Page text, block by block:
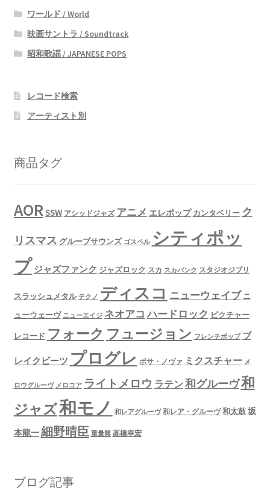
ワールド / World
映画サントラ / Soundtrack
昭和歌謡 / JAPANESE POPS
レコード検索
アーティスト別
商品タグ
AORSSW アシッドジャズ アニメ エレポップ カンタベリー ク
リスマス グループサウンズ ゴスペル シティポッ
プ ジャズファンク ジャズロック スカ スカパンク スタジオジブリ
スラッシュメタル テクノ ディスコ ニューウェイブ ニ
ューウェーヴ ニューエイジ ネオアコ ハードロック ピクチャー
レコード フォーク フュージョン フレンチポップ ブ
レイクビーツ プログレ ボサ・ノヴァ ミクスチャー メ
ロウグルーヴ メロコア ライトメロウ ラテン 和グルーヴ和
ジャズ和モノ 和レアグルーヴ 和レア・グルーヴ 和太鼓坂
本龍一細野晴臣 重量盤 高橋幸宏
ブログ記事